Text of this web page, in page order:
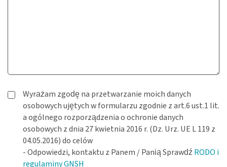
Wyrażam zgodę na przetwarzanie moich danych
osobowych ujętych w formularzu zgodnie z art.6 ust.1 lit.
a ogólnego rozporządzenia o ochronie danych
osobowych z dnia 27 kwietnia 2016 r. (Dz. Urz. UE L 119 z
04.05.2016) do celów
- Odpowiedzi, kontaktu z Panem / Panią SprawdźRODO i
regulaminy GNSH